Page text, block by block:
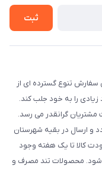
ثبت
سفارش تنوع گسترده ای از
زیادی را به خود جلب کند.
گرانقدر می رسد.
و ارسال در بقیه شهرستان
کالا تا یک هفته وجود
شود. محصولات تند مصرف و